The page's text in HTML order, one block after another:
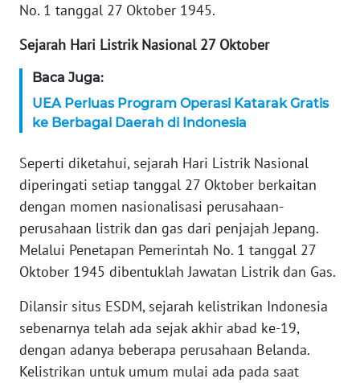
No. 1 tanggal 27 Oktober 1945.
Sejarah Hari Listrik Nasional 27 Oktober
Baca Juga:
UEA Perluas Program Operasi Katarak Gratis
ke Berbagai Daerah di Indonesia
Seperti diketahui, sejarah Hari Listrik Nasional
diperingati setiap tanggal 27 Oktober berkaitan
dengan momen nasionalisasi perusahaan-
perusahaan listrik dan gas dari penjajah Jepang.
Melalui Penetapan Pemerintah No. 1 tanggal 27
Oktober 1945 dibentuklah Jawatan Listrik dan Gas.
Dilansir situs ESDM, sejarah kelistrikan Indonesia
sebenarnya telah ada sejak akhir abad ke-19,
dengan adanya beberapa perusahaan Belanda.
Kelistrikan untuk umum mulai ada pada saat
PAPUA
RIAU
WN
WN
JAMBI
WN
SULTRA
WN
NTB
WN